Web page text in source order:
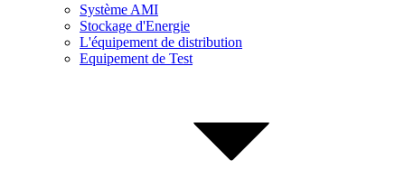
Système AMI
Stockage d'Energie
L'équipement de distribution
Equipement de Test